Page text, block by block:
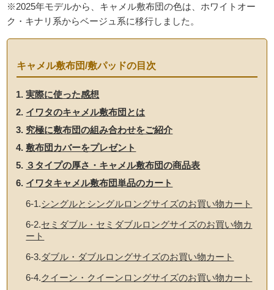
※2025年モデルから、キャメル敷布団の色は、ホワイトオー
ク・キナリ系からベージュ系に移行しました。
キャメル敷布団/敷パッドの目次
実際に使った感想
イワタのキャメル敷布団とは
究極に敷布団の組み合わせをご紹介
敷布団カバーをプレゼント
３タイプの厚さ・キャメル敷布団の商品表
イワタキャメル敷布団単品のカート
6-1.シングルとシングルロングサイズのお買い物カート
6-2.セミダブル・セミダブルロングサイズのお買い物カ
ート
6-3.ダブル・ダブルロングサイズのお買い物カート
6-4.クイーン・クイーンロングサイズのお買い物カート